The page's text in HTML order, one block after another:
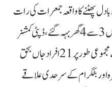
پھٹنے کا واقعہ جمعرات کی رات
تقریباً 3 بجے پیش آیا، جس کے نتیجے میں 3 سے 4 گھر بہہ گئے، ڈپٹی کمشنر
اشتیاق احمد کے مطابق بادل پھٹنے سے مجموعی طور پر 21 افراد جاں بحق
اور بٹگرام کے سرحدی علاقے